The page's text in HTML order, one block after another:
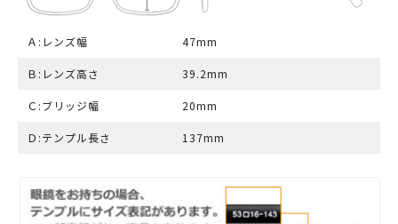
Ａ:レンズ幅 47mm
Ｂ:レンズ高さ 39.2mm
Ｃ:ブリッジ幅 20mm
Ｄ:テンプル長さ 137mm